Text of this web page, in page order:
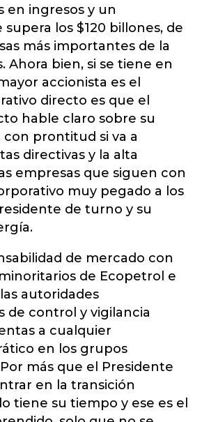
en ingresos y un
los $120 billones, de
más importantes de la
Ahora bien, si se tiene en
accionista es el
directo es que el
hable claro sobre su
prontitud si va a
directivas y la alta
empresas que siguen con
muy pegado a los
de turno y su
de mercado con
de Ecopetrol e
autoridades
de control y vigilancia
a cualquier
en los grupos
más que el Presidente
en la transición
tiene su tiempo y ese es el